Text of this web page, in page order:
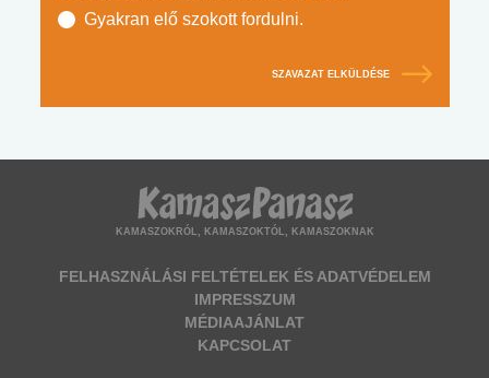
Gyakran elő szokott fordulni.
SZAVAZAT ELKÜLDÉSE
KAMASZOKRÓL, KAMASZOKTÓL, KAMASZOKNAK
FELHASZNÁLÁSI FELTÉTELEK ÉS ADATVÉDELEM
IMPRESSZUM
MÉDIAAJÁNLAT
KAPCSOLAT